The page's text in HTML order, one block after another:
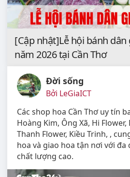
[Cập nhật]Lễ hội bánh dân
năm 2026 tại Cần Thơ
Đời sống
Bởi LeGiaICT
Các shop hoa Cần Thơ uy tín
Hoàng Kim, Ông Xã, Hi
Thanh Flower, Kiều Trinh, ,
hoa và giao hoa tận nơi với
chất lượng cao.